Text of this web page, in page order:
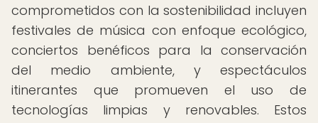
comprometidos con la sostenibilidad incluyen
festivales de música con enfoque ecológico,
conciertos benéficos para la conservación
del medio ambiente, y espectáculos
itinerantes que promueven el uso de
tecnologías limpias y renovables. Estos